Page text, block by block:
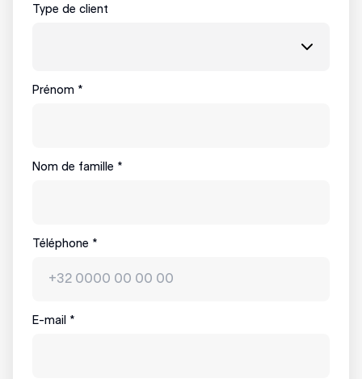
Type de client
Prénom *
Nom de famille *
Téléphone *
E-mail *